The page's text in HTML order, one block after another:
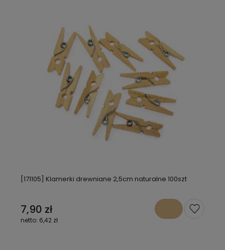
[171105] Klamerki drewniane 2,5cm naturalne 100szt
7,90 zł
6,42 zł